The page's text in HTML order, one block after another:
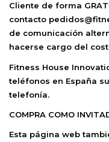
Cliente de forma
contacto
de comunicación
hacerse cargo del
Fitness House
teléfonos en España
telefonía.
COMPRA COMO
Esta página web